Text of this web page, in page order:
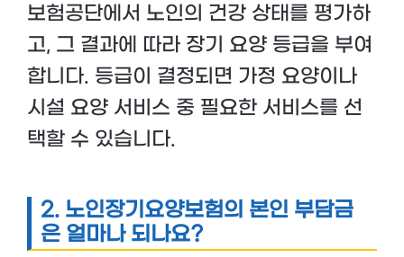
보험공단에서 노인의 건강 상태를 평가하
고, 그 결과에 따라 장기 요양 등급을 부여
합니다. 등급이 결정되면 가정 요양이나
시설 요양 서비스 중 필요한 서비스를 선
택할 수 있습니다.
2. 노인장기요양보험의 본인 부담금
은 얼마나 되나요?